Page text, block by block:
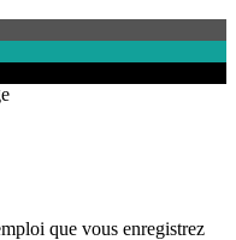
que vous enregistrez